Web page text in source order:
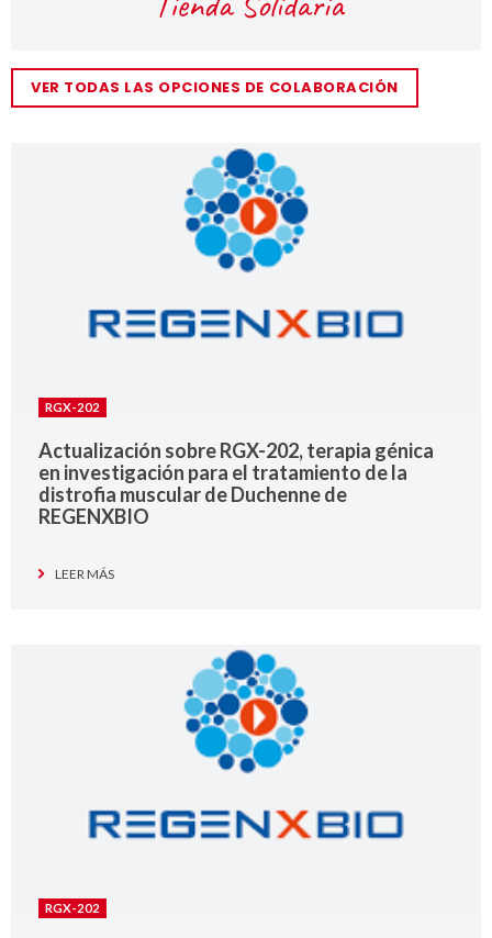
RGX-202
Actualización sobre RGX-202, terapia génica
en investigación para el tratamiento de la
distrofia muscular de Duchenne de
REGENXBIO
LEER MÁS
RGX-202
VER TODAS LAS OPCIONES DE COLABORACIÓN